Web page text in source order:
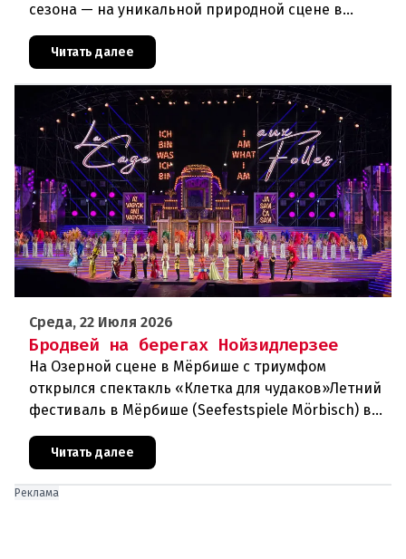
сезона — на уникальной природной сцене в
римской каменоломне Санкт-Маргаретен (St.
Margarethen) прошла грандиоз
Читать далее
Среда, 22 Июля 2026
Бродвей на берегах Нойзидлерзее
На Озерной сцене в Мёрбише с триумфом
открылся спектакль «Клетка для чудаков»Летний
фестиваль в Мёрбише (Seefestspiele Mörbisch) в
очередной раз подтвердил свой
статусэкспериментальной и прогрессивной
Читать далее
Реклама